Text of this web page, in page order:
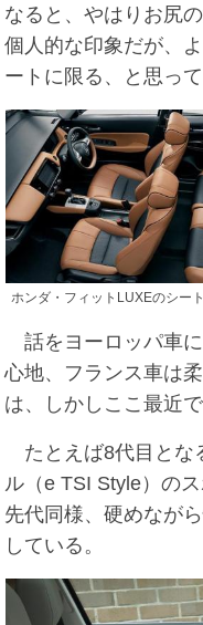
なると、やはりお尻
個人的な印象だが、
ートに限る、と思っ
ホンダ・フィットLUXEのシート
話をヨーロッパ車
心地、フランス車は
は、しかしここ最近
たとえば8代目とな
ル（e TSI Style）の
先代同様、硬めなが
している。